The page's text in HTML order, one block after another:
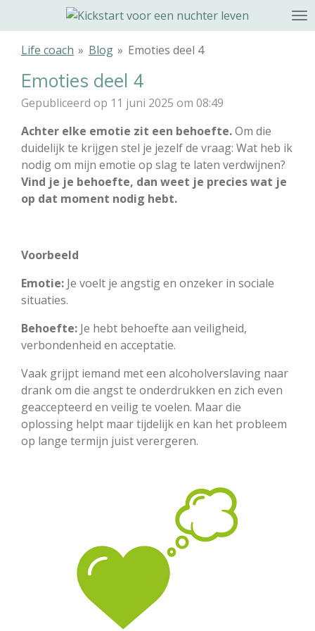
direct
naar
hoofdinhoud
Life coach » Blog » Emoties deel 4
Emoties deel 4
Gepubliceerd op 11 juni 2025 om 08:49
Achter elke emotie zit een behoefte.Om die
duidelijk te krijgen stel je jezelf de vraag: Wat heb ik
nodig om mijn emotie op slag te laten verdwijnen?
Vind je je behoefte, dan weet je precies wat je
op dat moment nodig hebt.
Voorbeeld
Emotie: Je voelt je angstig en onzeker in sociale
situaties.
Behoefte: Je hebt behoefte aan veiligheid,
verbondenheid en acceptatie.
Vaak grijpt iemand met een alcoholverslaving naar
drank om die angst te onderdrukken en zich even
geaccepteerd en veilig te voelen. Maar die
oplossing helpt maar tijdelijk en kan het probleem
op lange termijn juist verergeren.